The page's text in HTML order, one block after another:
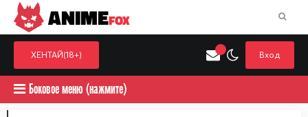
ANIMEFOX
ХЕНТАЙ(18+) Вход
Боковое меню (нажмите)